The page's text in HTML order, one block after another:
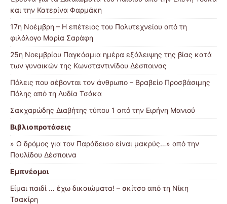
και την Κατερίνα Φαρμάκη
17η Νοέμβρη – Η επέτειος του Πολυτεχνείου από τη
φιλόλογο Μαρία Σαράφη
25η Νοεμβρίου Παγκόσμια ημέρα εξάλειψης της βίας κατά
των γυναικών της Κωνσταντινίδου Δέσποινας
Πόλεις που σέβονται τον άνθρωπο – Βραβείο Προσβάσιμης
Πόλης από τη Λυδία Τσάκα
Σακχαρώδης Διαβήτης τύπου 1 από την Ειρήνη Μανιού
Βιβλιοπροτάσεις
» Ο δρόμος για τον Παράδεισο είναι μακρύς…» από την
Παυλίδου Δέσποινα
Εμπνέομαι
Είμαι παιδί … έχω δικαιώματα! – σκίτσο από τη Νίκη
Τσακίρη